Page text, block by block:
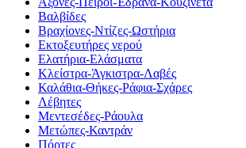
Βαλβίδες
Βραχίονες-Ντίζες-Ωστήρια
Εκτοξευτήρες νερού
Ελατήρια-Ελάσματα
Κλείστρα-Άγκιστρα-Λαβές
Καλάθια-Θήκες-Ράφια-Σχάρες
Λέβητες
Μεντεσέδες-Ράουλα
Μετώπες-Καντράν
Πόρτες